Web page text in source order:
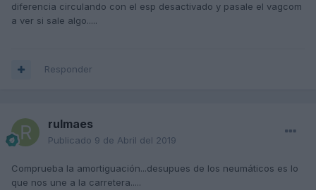
diferencia circulando con el esp desactivado y pasale el vagcom
a ver si sale algo.....
Responder
rulmaes
Publicado 9 de Abril del 2019
Comprueba la amortiguación...desupues de los neumáticos es lo
que nos une a la carretera.....